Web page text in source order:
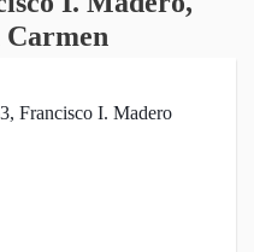
Carmen
Francisco I. Madero